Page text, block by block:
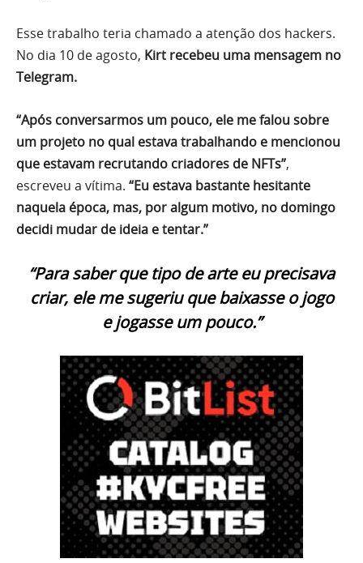
Esse trabalho teria chamado a atenção dos hackers.
No dia 10 de agosto, Kirt recebeu uma mensagem no
Telegram.
“Após conversarmos um pouco, ele me falou sobre
um projeto no qual estava trabalhando e mencionou
que estavam recrutando criadores de NFTs”,
escreveu a vítima. “Eu estava bastante hesitante
naquela época, mas, por algum motivo, no domingo
decidi mudar de ideia e tentar.”
“Para saber que tipo de arte eu precisava
criar, ele me sugeriu que baixasse o jogo
e jogasse um pouco.”